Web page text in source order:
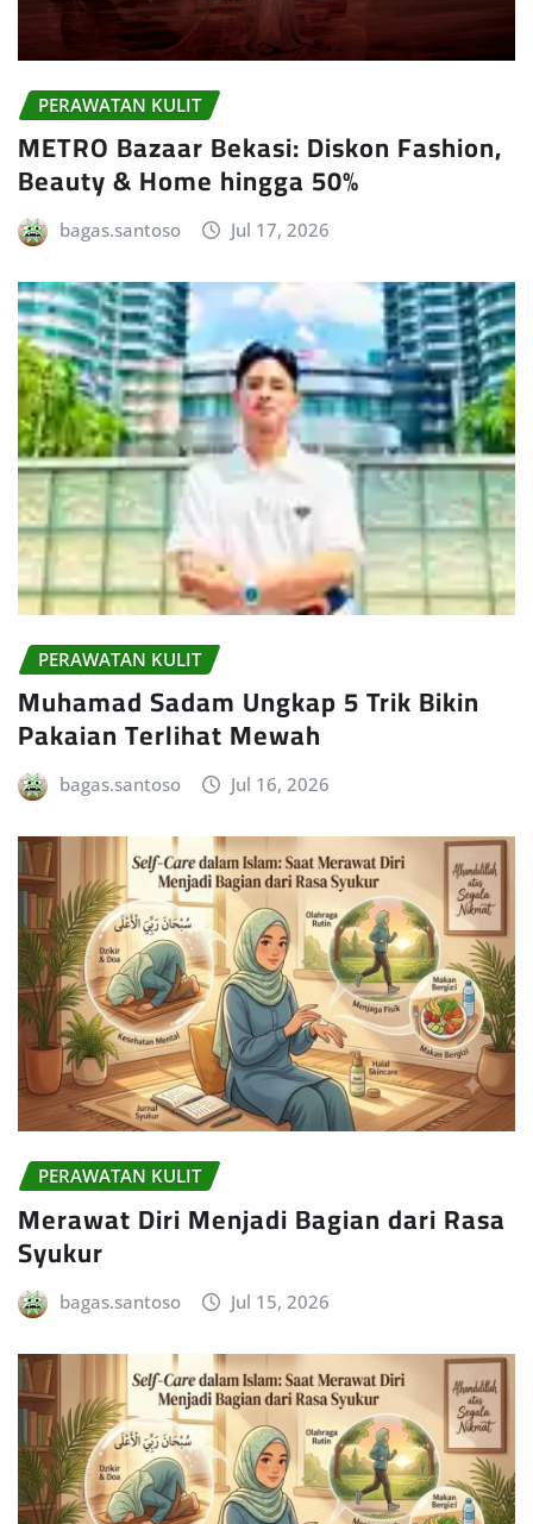
PERAWATAN KULIT
METRO Bazaar Bekasi: Diskon Fashion,
Beauty & Home hingga 50%
bagas.santoso Jul 17, 2026
PERAWATAN KULIT
Muhamad Sadam Ungkap 5 Trik Bikin
Pakaian Terlihat Mewah
bagas.santoso Jul 16, 2026
PERAWATAN KULIT
Merawat Diri Menjadi Bagian dari Rasa
Syukur
bagas.santoso Jul 15, 2026